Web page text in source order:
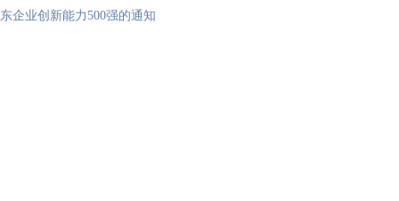
东企业创新能力500强的通知